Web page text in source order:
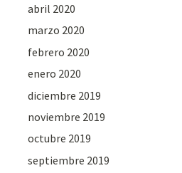
abril 2020
marzo 2020
febrero 2020
enero 2020
diciembre 2019
noviembre 2019
octubre 2019
septiembre 2019